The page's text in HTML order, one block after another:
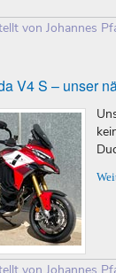
von Johannes
V4 S – unser